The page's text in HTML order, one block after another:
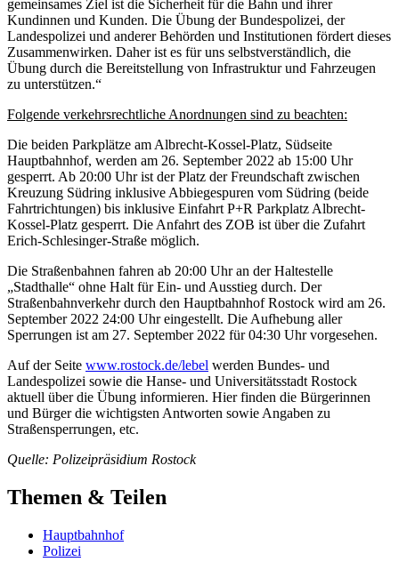
gemeinsames Ziel ist die Sicherheit für die Bahn und ihrer
Kundinnen und Kunden. Die Übung der Bundespolizei, der
Landespolizei und anderer Behörden und Institutionen fördert dieses
Zusammenwirken. Daher ist es für uns selbstverständlich, die
Übung durch die Bereitstellung von Infrastruktur und Fahrzeugen
zu unterstützen.“
Folgende verkehrsrechtliche Anordnungen sind zu beachten:
Die beiden Parkplätze am Albrecht-Kossel-Platz, Südseite
Hauptbahnhof, werden am 26. September 2022 ab 15:00 Uhr
gesperrt. Ab 20:00 Uhr ist der Platz der Freundschaft zwischen
Kreuzung Südring inklusive Abbiegespuren vom Südring (beide
Fahrtrichtungen) bis inklusive Einfahrt P+R Parkplatz Albrecht-
Kossel-Platz gesperrt. Die Anfahrt des ZOB ist über die Zufahrt
Erich-Schlesinger-Straße möglich.
Die Straßenbahnen fahren ab 20:00 Uhr an der Haltestelle
„Stadthalle“ ohne Halt für Ein- und Ausstieg durch. Der
Straßenbahnverkehr durch den Hauptbahnhof Rostock wird am 26.
September 2022 24:00 Uhr eingestellt. Die Aufhebung aller
Sperrungen ist am 27. September 2022 für 04:30 Uhr vorgesehen.
Auf der Seite www.rostock.de/lebel werden Bundes- und
Landespolizei sowie die Hanse- und Universitätsstadt Rostock
aktuell über die Übung informieren. Hier finden die Bürgerinnen
und Bürger die wichtigsten Antworten sowie Angaben zu
Straßensperrungen, etc.
Quelle: Polizeipräsidium Rostock
Themen & Teilen
Hauptbahnhof
Polizei